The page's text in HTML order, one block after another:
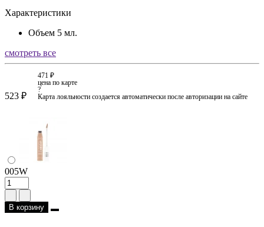
Характеристики
Объем 5 мл.
смотреть все
523 ₽
471 ₽
цена по карте
?
Карта лояльности создается автоматически после авторизации на сайте
005W
В корзину